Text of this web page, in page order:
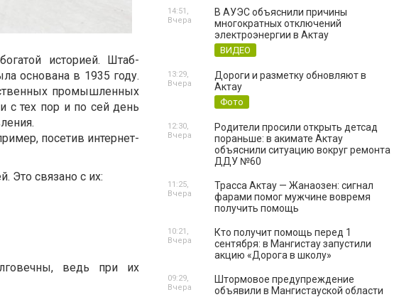
богатой историей. Штаб-
основана в 1935 году.
промышленных
и с тех пор и по сей день
.
посетив интернет-
. Это связано с их:
, ведь при
их
В АУЭС объяснили причины
многократных отключений
электроэнергии в Актау
ВИДЕО
14:51,
Вчера
Дороги и разметку обновляют в
Актау
Фото
13:29,
Вчера
Родители просили открыть детсад
пораньше: в акимате Актау
объяснили ситуацию вокруг ремонта
ДДУ №60
12:30,
Вчера
Трасса Актау — Жанаозен: сигнал
фарами помог мужчине вовремя
получить помощь
11:25,
Вчера
Кто получит помощь перед 1
сентября: в Мангистау запустили
акцию «Дорога в школу»
10:21,
Вчера
Штормовое предупреждение
объявили в Мангистауской области
09:29,
Вчера